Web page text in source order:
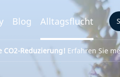
Blog Alltagsflucht
CO2-Reduzierung! Erfahren Sie